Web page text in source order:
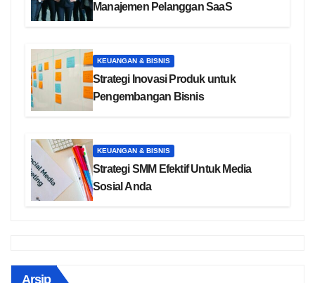
Manajemen Pelanggan SaaS
KEUANGAN & BISNIS
Strategi Inovasi Produk untuk
Pengembangan Bisnis
KEUANGAN & BISNIS
Strategi SMM Efektif Untuk Media
Sosial Anda
Arsip